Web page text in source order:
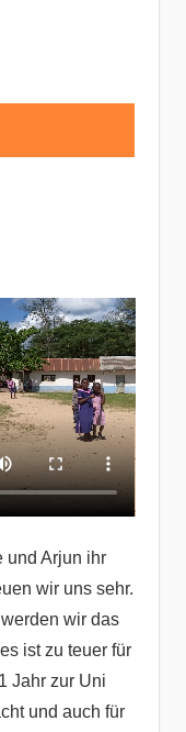
und Arjun ihr
wir uns sehr.
wir das
ist zu teuer für
Jahr zur Uni
und auch für